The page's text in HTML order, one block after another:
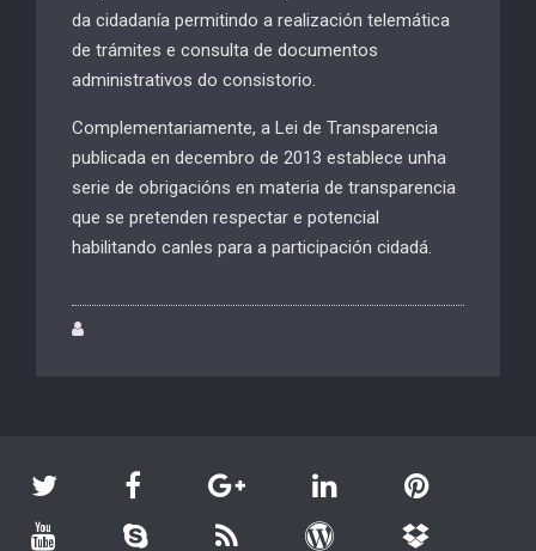
da cidadanía permitindo a realización telemática
de trámites e consulta de documentos
administrativos do consistorio.
Complementariamente, a Lei de Transparencia
publicada en decembro de 2013 establece unha
serie de obrigacións en materia de transparencia
que se pretenden respectar e potencial
habilitando canles para a participación cidadá.